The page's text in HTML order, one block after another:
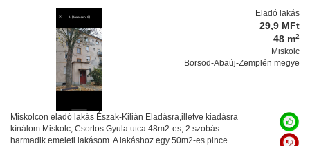
Eladó lakás
29,9 MFt
48 m2
Miskolc
Borsod-Abaúj-Zemplén megye
Miskolcon eladó lakás Észak-Kilián Eladásra,illetve kiadásra
kínálom Miskolc, Csortos Gyula utca 48m2-es, 2 szobás
harmadik emeleti lakásom. A lakáshoz egy 50m2-es pince